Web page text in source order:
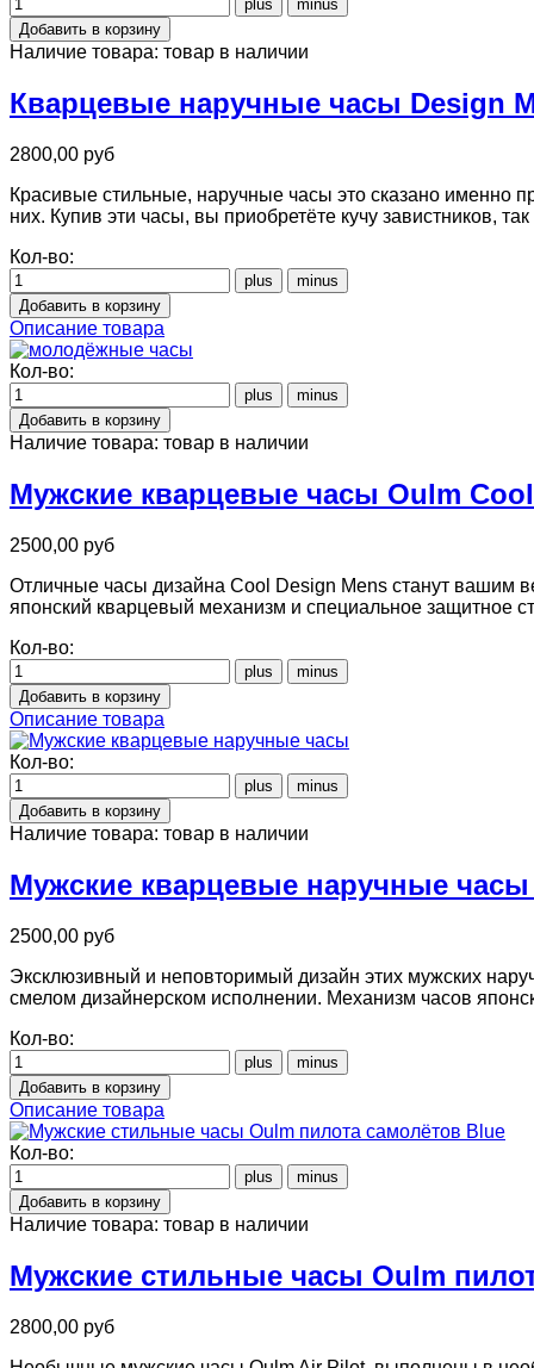
Наличие товара: товар в наличии
Кварцевые наручные часы Design
2800,00 руб
Красивые стильные, наручные часы это сказано именно
них. Купив эти часы, вы приобретёте кучу завистников,
Кол-во:
Описание товара
Кол-во:
Наличие товара: товар в наличии
Мужские кварцевые часы Oulm
2500,00 руб
Отличные часы дизайна Cool Design Mens станут
японский кварцевый механизм и специальное защитное
Кол-во:
Описание товара
Кол-во:
Наличие товара: товар в наличии
Мужские кварцевые наручные
2500,00 руб
Эксклюзивный и неповторимый дизайн этих мужских
смелом дизайнерском исполнении. Механизм часов
Кол-во:
Описание товара
Кол-во:
Наличие товара: товар в наличии
Мужские стильные часы Oulm
2800,00 руб